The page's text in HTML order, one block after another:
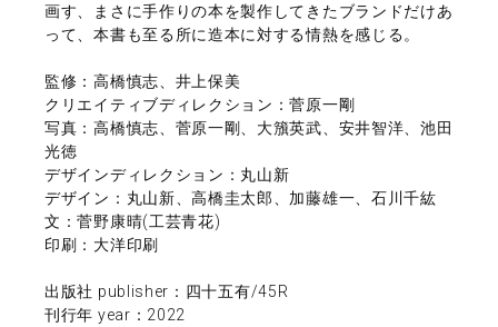
画す、まさに手作りの本を製作してきたブランドだけあ
って、本書も至る所に造本に対する情熱を感じる。
監修：高橋慎志、井上保美
クリエイティブディレクション：菅原一剛
写真：高橋慎志、菅原一剛、大籏英武、安井智洋、池田
光徳
デザインディレクション：丸山新
デザイン：丸山新、高橋圭太郎、加藤雄一、石川千紘
文：菅野康晴(工芸青花)
印刷：大洋印刷
出版社 publisher：四十五有/45R
刊行年 year：2022